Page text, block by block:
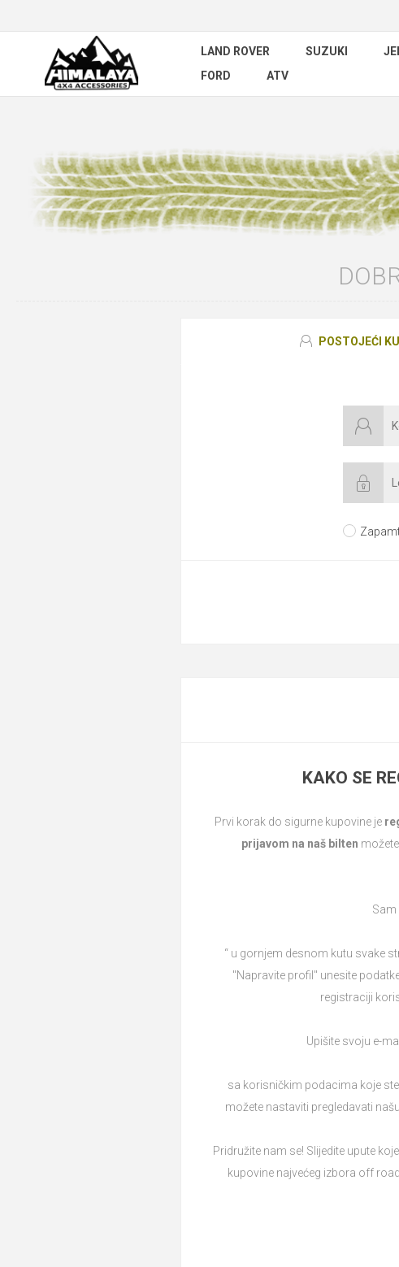
LAND ROVER SUZUKI
FORD
ATV
POSTOJEĆI
KAKO SE
Prvi korak do sigurne kupovine je
prijavom na naš bilten
Sam
“ u gornjem desnom kutu svake
"Napravite profil" unesite
registraciji
Upišite svoju e-
sa korisničkim podacima koje
možete nastaviti pregledavati
Pridružite nam se! Slijedite upute
kupovine najvećeg izbora off